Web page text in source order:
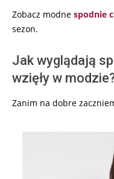
Zobacz modne spodnie
sezon.
Jak wyglądają
wzięły w
Zanim na dobre